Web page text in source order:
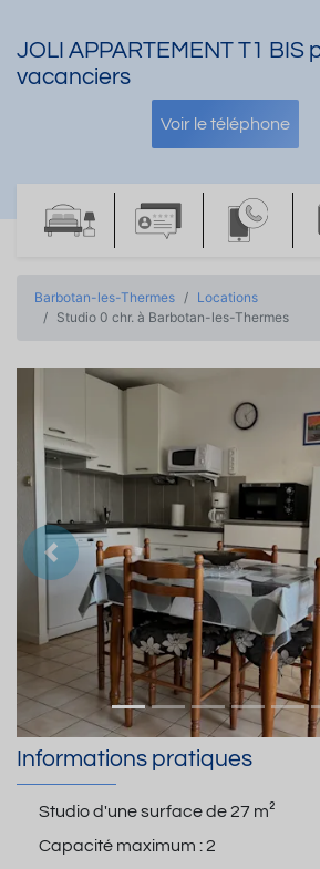
JOLI APPARTEMENT T1 BIS
vacanciers
Voir le téléphone
Barbotan-les-Thermes
Locations
Studio 0 chr. à Barbotan-les-Thermes
Précedent
Informations pratiques
Studio d'une surface de27 m²
Capacité maximum :2